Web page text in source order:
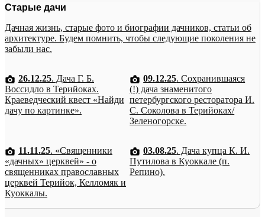
Старые дачи
Дачная жизнь, старые фото и биографии дачников, статьи об
архитектуре. Будем помнить, чтобы следующие поколения не
забыли нас.
26.12.25. Дача Г. Б.
Воссидло в Терийоках.
Краеведческий квест «Найди
дачу по картинке».
09.12.25. Сохранившаяся
(!) дача знаменитого
петербургского ресторатора И.
С. Соколова в Терийоках/
Зеленогорске.
11.11.25. «Священники
«дачных» церквей» - о
священниках православных
церквей Терийок, Келломяк и
Куоккалы.
03.08.25. Дача купца К. И.
Путилова в Куоккале (п.
Репино).